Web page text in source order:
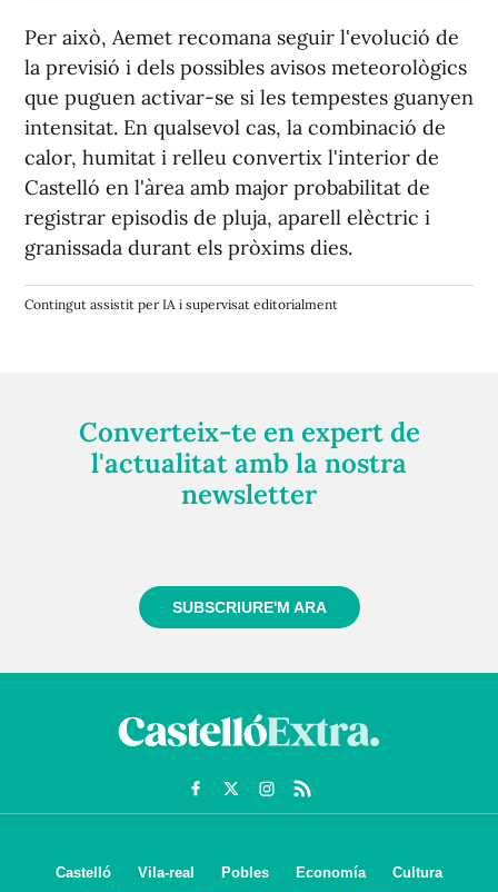
Per això, Aemet recomana seguir l'evolució de
la previsió i dels possibles avisos meteorològics
que puguen activar-se si les tempestes guanyen
intensitat. En qualsevol cas, la combinació de
calor, humitat i relleu convertix l'interior de
Castelló en l'àrea amb major probabilitat de
registrar episodis de pluja, aparell elèctric i
granissada durant els pròxims dies.
Contingut assistit per IA i supervisat editorialment
Converteix-te en expert de
l'actualitat amb la nostra
newsletter
SUBSCRIURE'M ARA
Castelló Vila-real Pobles Economía
Cultura